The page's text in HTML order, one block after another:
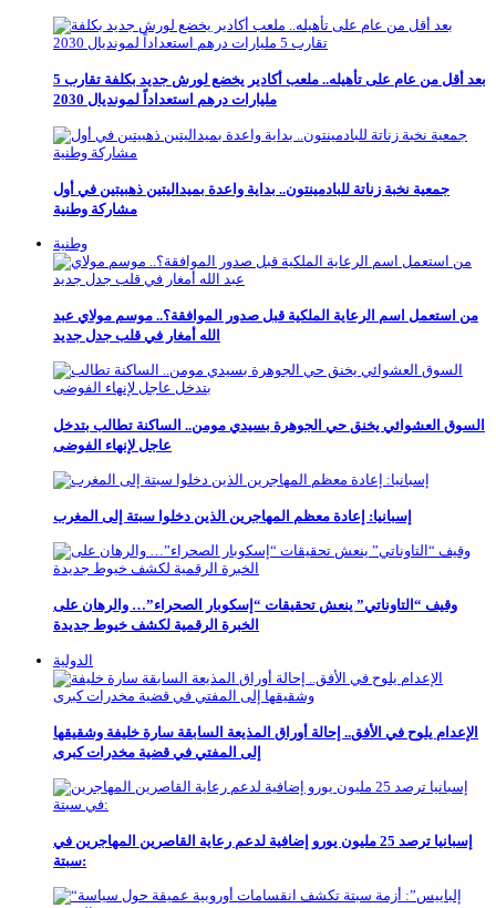
بعد أقل من عام على تأهيله.. ملعب أكادير يخضع لورش جديد بكلفة تقارب 5
مليارات درهم استعداداً لمونديال 2030
جمعية نخبة زناتة للبادمينتون.. بداية واعدة بميداليتين ذهبيتين في أول
مشاركة وطنية
وطنية
من استعمل اسم الرعاية الملكية قبل صدور الموافقة؟.. موسم مولاي عبد
الله أمغار في قلب جدل جديد
السوق العشوائي يخنق حي الجوهرة بسيدي مومن.. الساكنة تطالب بتدخل
عاجل لإنهاء الفوضى
إسبانيا: إعادة معظم المهاجرين الذين دخلوا سبتة إلى المغرب
وقيف “التاوناتي” ينعش تحقيقات “إسكوبار الصحراء”… والرهان على
الخبرة الرقمية لكشف خيوط جديدة
الدولية
الإعدام يلوح في الأفق.. إحالة أوراق المذيعة السابقة سارة خليفة وشقيقها
إلى المفتي في قضية مخدرات كبرى
إسبانيا ترصد 25 مليون يورو إضافية لدعم رعاية القاصرين المهاجرين في
سبتة: